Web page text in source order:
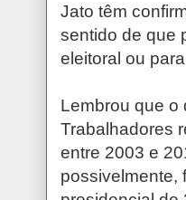
Jato têm
sentido de que
eleitoral ou
Lembrou que o
Trabalhadores
entre 2003 e
possivelmente,